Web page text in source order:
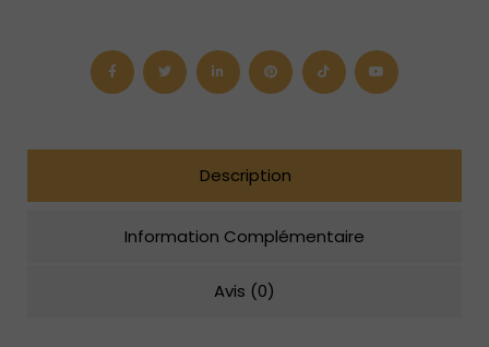
Description
Information Complémentaire
Avis (0)